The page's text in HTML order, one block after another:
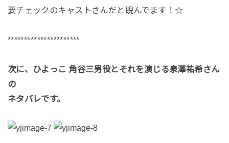
要チェックのキャストさんだと睨んでます！☆
**********************
次に、ひよっこ 角谷三男役とそれを演じる泉澤祐希さん
の
ネタバレです。